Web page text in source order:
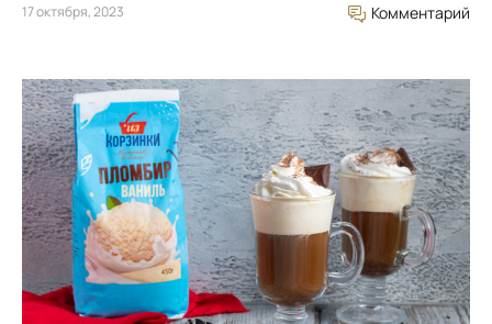
17 октября, 2023 Комментарий